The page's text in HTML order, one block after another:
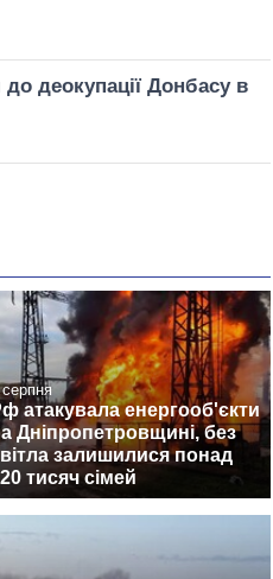
деокупації Донбасу в
атакувала енергооб'єкти
Дніпропетровщині, без
залишилися понад
тисяч сімей